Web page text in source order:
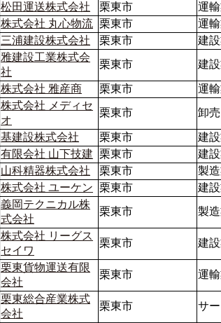
松田運送株式会社
栗東市 運
株式会社 丸心物流 栗東市 運
三浦建設株式会社
栗東市 建
雅建設工業株式会
社
栗東市 建
株式会社 雅産商
栗東市 運
株式会社 メディセ
オ
栗東市 卸
基建設株式会社
栗東市 建
有限会社 山下技建 栗東市 建
山科精器株式会社
栗東市 製
株式会社 ユーケン 栗東市 建
義岡テクニカル株
式会社
栗東市 製
株式会社 リーグス
セイワ
栗東市 建
栗東貨物運送有限
会社
栗東市 運
栗東総合産業株式
会社
栗東市 サ